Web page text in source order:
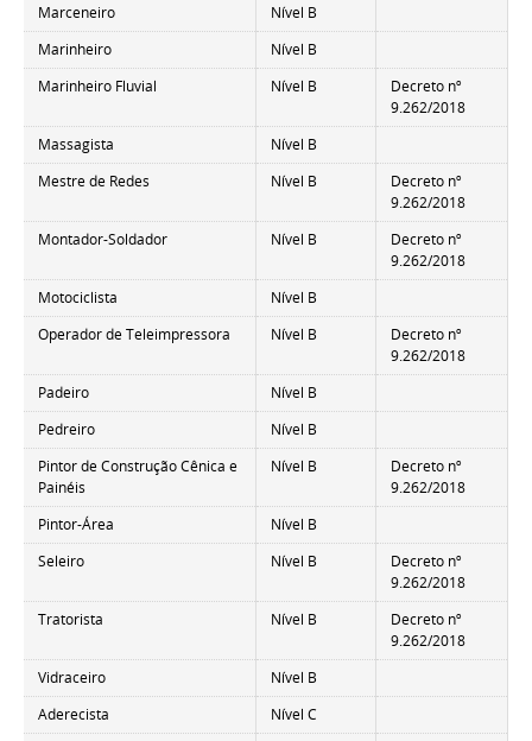
Marceneiro
Nível B
Marinheiro
Nível B
Marinheiro Fluvial
Nível B
Decreto nº
9.262/2018
Massagista
Nível B
Mestre de Redes
Nível B
Decreto nº
9.262/2018
Montador-Soldador
Nível B
Decreto nº
9.262/2018
Motociclista
Nível B
Operador de Teleimpressora
Nível B
Decreto nº
9.262/2018
Padeiro
Nível B
Pedreiro
Nível B
Pintor de Construção Cênica e
Painéis
Nível B
Decreto nº
9.262/2018
Pintor-Área
Nível B
Seleiro
Nível B
Decreto nº
9.262/2018
Tratorista
Nível B
Decreto nº
9.262/2018
Vidraceiro
Nível B
Aderecista
Nível C